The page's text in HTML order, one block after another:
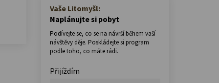
Vaše Litomyšl:
Naplánujte si pobyt
Podívejte se, co se na návrší během vaší
návštěvy děje. Poskládejte si program
podle toho, co máte rádi.
Přijíždím